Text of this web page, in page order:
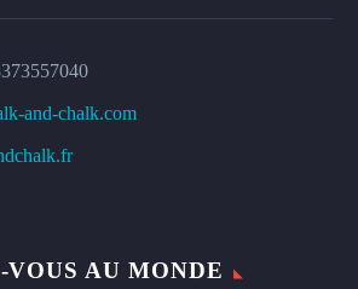
and-chalk.com
AU MONDE